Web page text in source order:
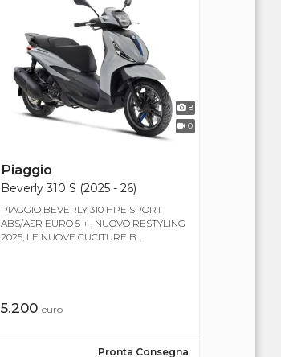
8
0
Piaggio
Beverly 310 S (2025 - 26)
PIAGGIO BEVERLY 310 HPE SPORT
ABS/ASR EURO 5 + , NUOVO RESTYLING
2025, LE NUOVE CUCITURE B...
5.200euro
Pronta Consegna